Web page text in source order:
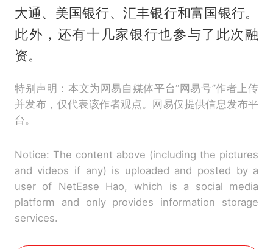
大通、美国银行、汇丰银行和富国银行。
此外，还有十几家银行也参与了此次融
资。
特别声明：本文为网易自媒体平台“网易号”作者上传
并发布，仅代表该作者观点。网易仅提供信息发布平
台。
Notice: The content above (including the pictures
and videos if any) is uploaded and posted by a
user of NetEase Hao, which is a social media
platform and only provides information storage
services.